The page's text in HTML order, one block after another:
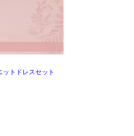
トドレスセット